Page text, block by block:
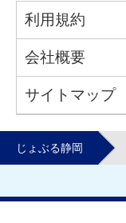
利用規約
会社概要
サイトマップ
じょぶる静岡